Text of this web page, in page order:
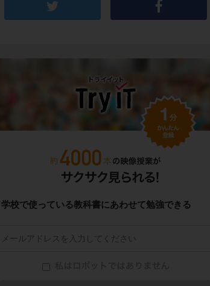
学校で使っている教科書にあわせて勉強できる